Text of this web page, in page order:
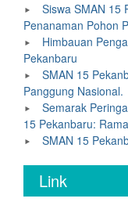
Siswa SMAN 15
Penanaman Pohon
Himbauan
Pekanbaru
SMAN 15
Panggung Nasional.
Semarak
15 Pekanbaru:
SMAN 15
Link